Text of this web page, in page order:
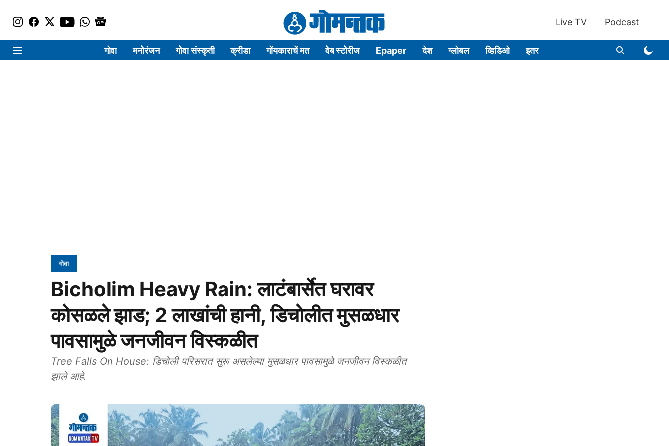
Live TV Podcast
गोवा मनोरंजन गोवा संस्कृती क्रीडा गोंयकाराचें मत वेब स्टोरीज Epaper देश ग्लोबल व्हिडिओ इतर
गोवा
Bicholim Heavy Rain: लाटंबार्सेत घरावर
कोसळले झाड; 2 लाखांची हानी, डिचोलीत मुसळधार
पावसामुळे जनजीवन विस्कळीत
Tree Falls On House: डिचोली परिसरात सुरू असलेल्या मुसळधार पावसामुळे जनजीवन विस्कळीत
झाले आहे.